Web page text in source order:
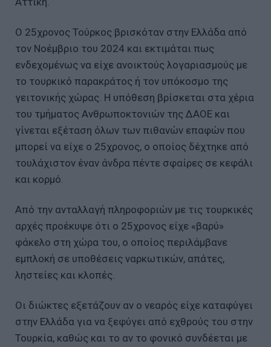
Ο 25χρονος Τούρκος βρισκόταν στην Ελλάδα από
τον Νοέμβριο του 2024 και εκτιμάται πως
ενδεχομένως να είχε ανοικτούς λογαριασμούς με
το τουρκικό παρακράτος ή τον υπόκοσμο της
γειτονικής χώρας. Η υπόθεση βρίσκεται στα χέρια
του τμήματος Ανθρωποκτονιών της ΔΑΟΕ και
γίνεται εξέταση όλων των πιθανών επαφών που
μπορεί να είχε ο 25χρονος, ο οποίος δέχτηκε από
τουλάχιστον έναν άνδρα πέντε σφαίρες σε κεφάλι
και κορμό.
Από την ανταλλαγή πληροφοριών με τις τουρκικές
αρχές προέκυψε ότι ο 25χρονος είχε «βαρύ»
φάκελο στη χώρα του, ο οποίος περιλάμβανε
εμπλοκή σε υποθέσεις ναρκωτικών, απάτες,
ληστείες και κλοπές.
Οι διώκτες εξετάζουν αν ο νεαρός είχε καταφύγει
στην Ελλάδα για να ξεφύγει από εχθρούς του στην
Τουρκία, καθώς και το αν το φονικό συνδέεται με